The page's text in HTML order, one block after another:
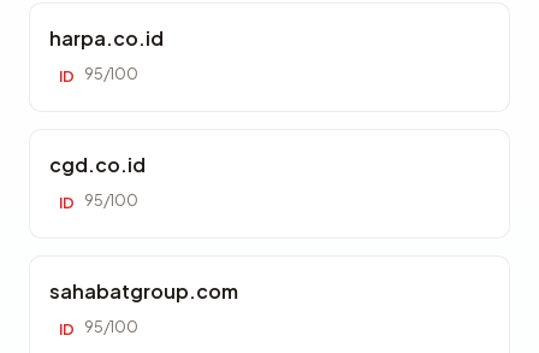
harpa.co.id
ID 95/100
cgd.co.id
ID 95/100
sahabatgroup.com
ID 95/100